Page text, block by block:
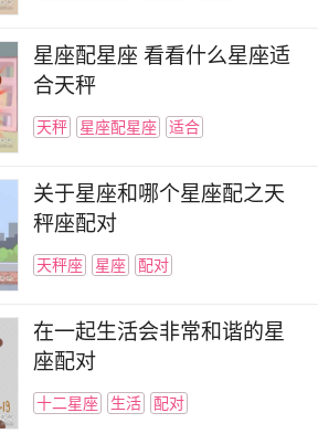
星座配星座 看看什么星座适
合天秤
天秤 星座配星座 适合
关于星座和哪个星座配之天
秤座配对
天秤座 星座 配对
在一起生活会非常和谐的星
座配对
十二星座 生活 配对